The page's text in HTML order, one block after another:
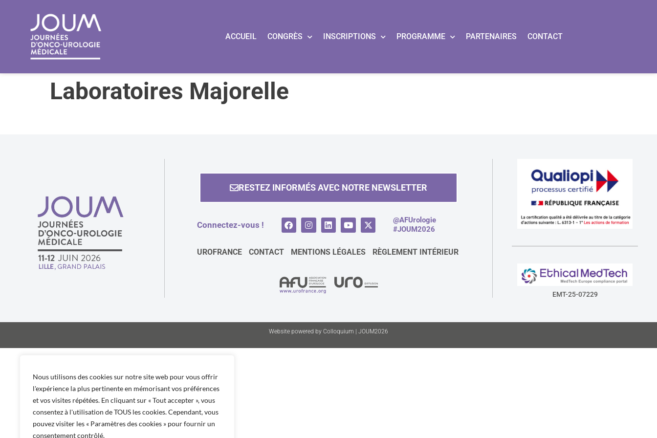
Nous utilisons des cookies sur notre site web pour vous offrir
l'expérience la plus pertinente en mémorisant vos préférences
et vos visites répétées. En cliquant sur « Tout accepter », vous
consentez à l'utilisation de TOUS les cookies. Cependant, vous
pouvez visiter les « Paramètres des cookies » pour fournir un
consentement contrôlé.
ACCUEIL CONGRÈS INSCRIPTIONS PROGRAMME PARTENAIRES CONTACT
Laboratoires Majorelle
RESTEZ INFORMÉS AVEC NOTRE NEWSLETTER
Connectez-vous !
@AFUrologie
#JOUM2026
UROFRANCE CONTACT MENTIONS LÉGALES RÈGLEMENT INTÉRIEUR
EMT-25-07229
Website powered by Colloquium | JOUM2026